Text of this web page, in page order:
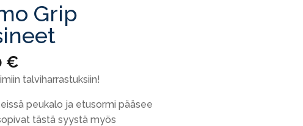
Grip
€.
€Nykyinen
hinta
24,90 €.
talviharrastuksiin!
peukalo ja etusormi pääsee
tästä syystä myös